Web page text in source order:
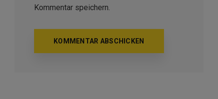
Kommentar speichern.